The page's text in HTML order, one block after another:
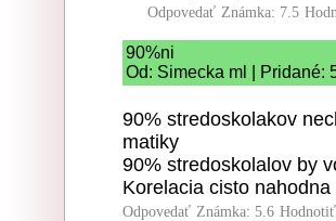
Odpovedať Známka: 7.5
90%ni
Od: Simecka ml | Pridané:
90% stredoskolakov
matiky
90% stredoskolalov by
Korelacia cisto nahodna
Odpovedať Známka: 5.6